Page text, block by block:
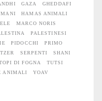
GAZA
GHEDDAFI
HAMAS ANIMALI
MARCO NORIS
PALESTINESI
PIDOCCHI
PRIMO
SERPENTI
SHANI
DI FOGNA
TUTSI
ANIMALI
YOAV